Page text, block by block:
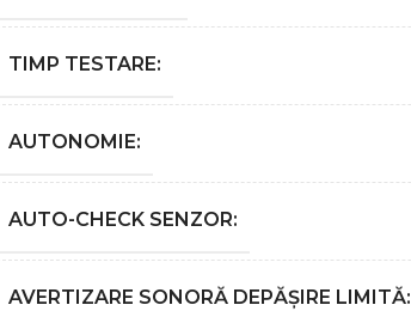
TIMP TESTARE:
AUTONOMIE:
AUTO-CHECK SENZOR:
AVERTIZARE SONORĂ DEPĂȘIRE LIMITĂ: